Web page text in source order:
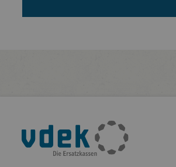
Fußleisten-
Navigation